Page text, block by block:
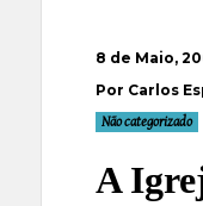
8 de Maio,
Por Carlos
Não categorizado
A